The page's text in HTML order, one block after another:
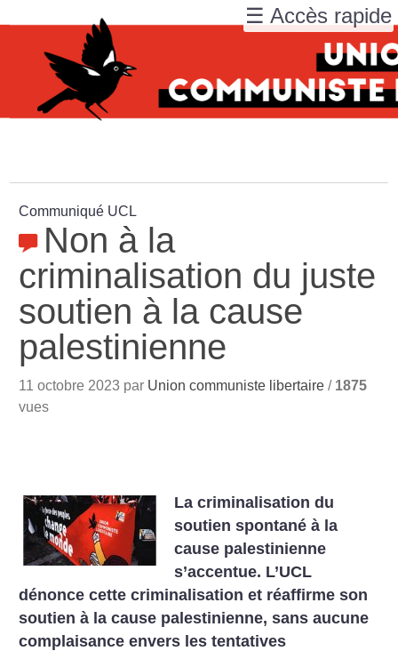
Communiqué UCL
Non à la
criminalisation du juste
soutien à la cause
palestinienne
11 octobre 2023 par Union communiste libertaire / 1875
vues
La criminalisation du
soutien spontané à la
cause palestinienne
s’accentue. L’UCL
dénonce cette criminalisation et réaffirme son
soutien à la cause palestinienne, sans aucune
complaisance envers les tentatives
☰ Accès rapide